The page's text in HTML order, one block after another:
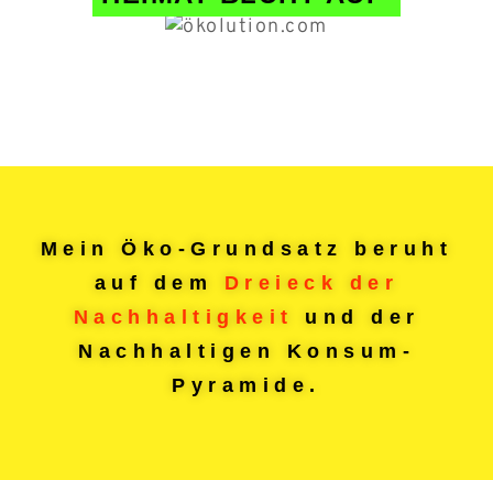
Mein Öko-Grundsatz beruht
auf dem Dreieck der
Nachhaltigkeit
und der
Nachhaltigen Konsum-
Pyramide.